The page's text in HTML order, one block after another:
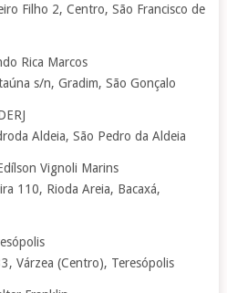
Filho 2, Centro, São Francisco de
Rica Marcos
s/n, Gradim, São Gonçalo
Aldeia, São Pedro da Aldeia
Vignoli Marins
110, Rioda Areia, Bacaxá,
Várzea (Centro), Teresópolis